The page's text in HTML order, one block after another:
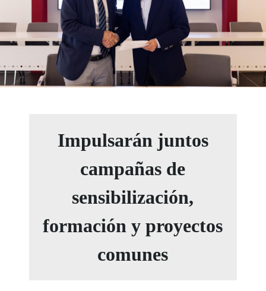
Impulsarán juntos
campañas de
sensibilización,
formación y proyectos
comunes